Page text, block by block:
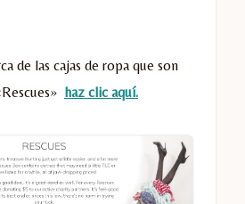
de las cajas de ropa que son
haz clic aquí.